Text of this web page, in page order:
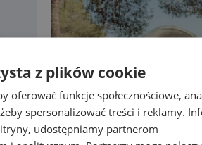
z plików cookie
oferować funkcje społecznościowe,
spersonalizować treści i reklamy.
udostępniamy partnerom